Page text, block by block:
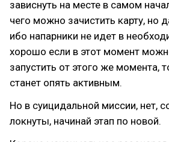
зависнуть на месте в самом
чего можно зачистить карту, но
ибо напарники не идет в
хорошо если в этот момент
запустить от этого же момента,
станет опять активным.
Но в суицидальной миссии, нет,
локнуты, начинай этап по новой.